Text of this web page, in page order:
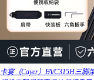
卡宴（Cayer）FA/C315H三